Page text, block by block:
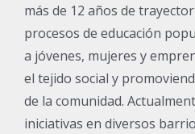
más de 12 años de
procesos de educación
a jóvenes, mujeres y
el tejido social y
de la comunidad.
iniciativas en diversos